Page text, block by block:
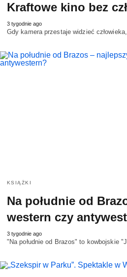
Kraftowe kino bez
3 tygodnie ago
Gdy kamera przestaje widzieć
KSIĄŻKI
Na południe od
western czy
3 tygodnie ago
"Na południe od Brazos" to kowbojskie